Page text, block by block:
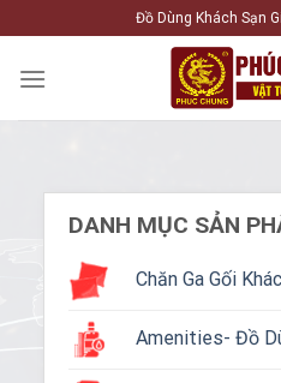
to
content
Đồ Dùng Khách Sạn
DANH MỤC SẢN
Chăn Ga Gối
Amenities- Đồ